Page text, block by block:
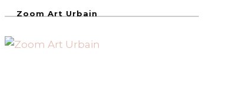
Zoom Art Urbain